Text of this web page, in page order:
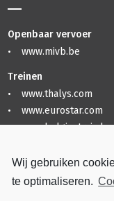
Openbaar vervoer
www.mivb.be
Treinen
www.thalys.com
www.eurostar.com
www.belgiantrain.be
www.charleroi-
Wij gebruiken
te optimaliseren.